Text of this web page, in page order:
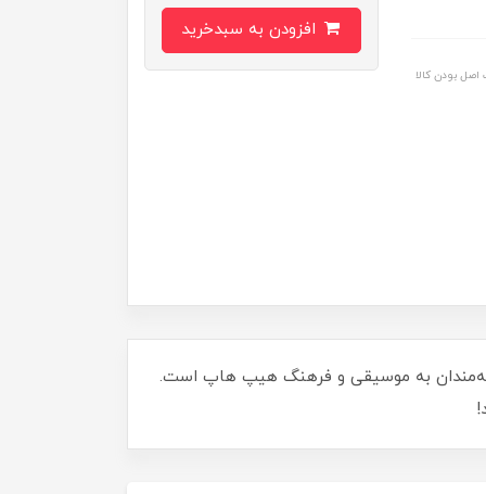
بودن کالا
به موسیقی و فرهنگ هیپ هاپ است.